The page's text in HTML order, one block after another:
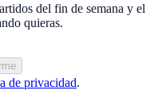
del fin de semana y el
quieras.
de privacidad.